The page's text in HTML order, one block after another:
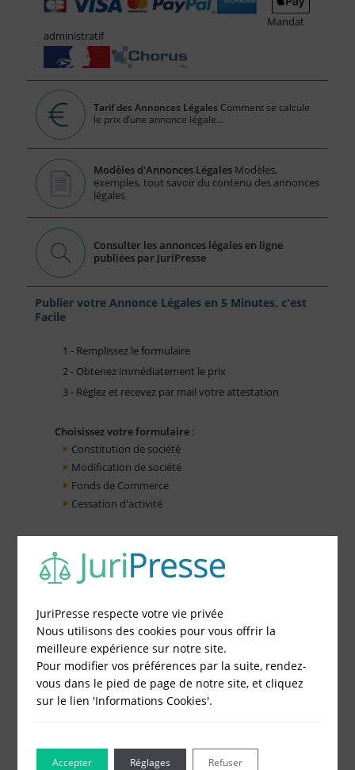
Mandat
administratif
Tarif des Annonces Légales Comment se calcule
le prix d’une annonce légale...
Modèles d'Annonces Légales Modèles,
exemples, tout savoir du contenu des annonces
légales
Consulter les annonces légales en ligne
publiées par JuriPresse
Publier votre Annonce Légales en 5 Minutes, c'est
Facile
1 - Remplissez le formulaire
2 - Obtenez immédiatement le prix
3 - Réglez et recevez par mail votre attestation
Choisissez votre formulaire :
Constitution de société
Modification de société
Fonds de Commerce
Cessation d'activité
JuriPresse respecte votre vie privée
Nous utilisons des cookies pour vous offrir la
meilleure expérience sur notre site.
Pour modifier vos préférences par la suite, rendez-
vous dans le pied de page de notre site, et cliquez
sur le lien 'Informations Cookies'.
Accepter Refuser
Réglages